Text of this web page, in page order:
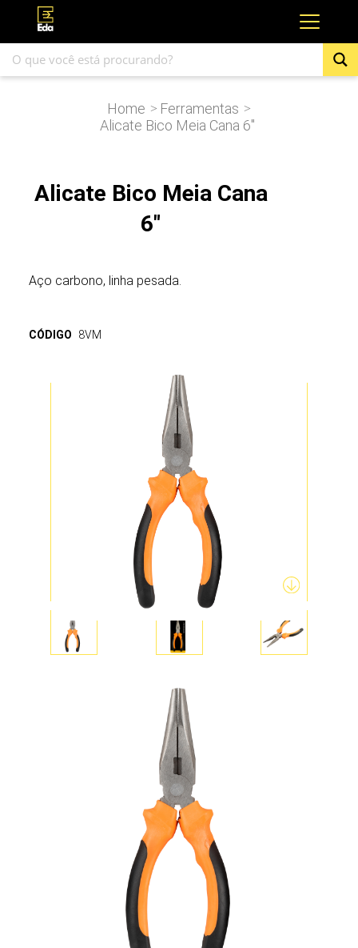
Home > Ferramentas >
Alicate Bico Meia Cana 6″
Alicate Bico Meia Cana
6"
Aço carbono, linha pesada.
CÓDIGO 8VM